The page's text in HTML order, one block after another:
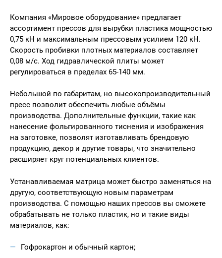
Компания «Мировое оборудование» предлагает
ассортимент прессов для вырубки пластика мощностью
0,75 кН и максимальным прессовым усилием 120 кН.
Скорость пробивки плотных материалов составляет
0,08 м/с. Ход гидравлической плиты может
регулироваться в пределах 65-140 мм.
Небольшой по габаритам, но высокопроизводительный
пресс позволит обеспечить любые объёмы
производства. Дополнительные функции, такие как
нанесение фольгированного тиснения и изображения
на заготовке, позволят изготавливать брендовую
продукцию, декор и другие товары, что значительно
расширяет круг потенциальных клиентов.
Устанавливаемая матрица может быстро заменяться на
другую, соответствующую новым параметрам
производства. С помощью наших прессов вы сможете
обрабатывать не только пластик, но и такие виды
материалов, как:
Гофрокартон и обычный картон;